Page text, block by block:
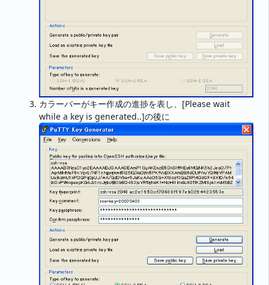
カラーバーがキー作成の進捗を表し、[Please wait
while a key is generated..]の後に